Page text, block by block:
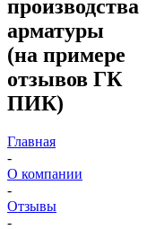
производства
арматуры
(на примере
отзывов ГК
ПИК)
Главная
-
О компании
-
Отзывы
-